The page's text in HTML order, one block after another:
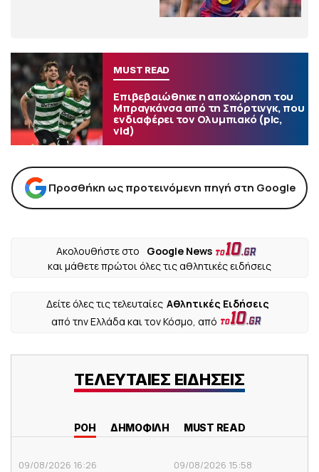
MUST READ
Επιβεβαιώθηκε η αποχώρηση του
Μπραγκάνσα από τη Σπόρτινγκ, που
ενδιαφέρει τον Ολυμπιακό (pic,
vid)
Προσθήκη ως προτεινόμενη πηγή στη Google
Ακολουθήστε στο
Google News
και μάθετε πρώτοι όλες τις αθλητικές ειδήσεις
Δείτε όλες τις τελευταίες Αθλητικές Ειδήσεις
από την Ελλάδα και τον Κόσμο, από
ΤΕΛΕΥΤΑΙΕΣ ΕΙΔΗΣΕΙΣ
ΡΟΗ ΔΗΜΟΦΙΛΗ MUST READ
09/08/2026 16:26 09/08/2026 15:58